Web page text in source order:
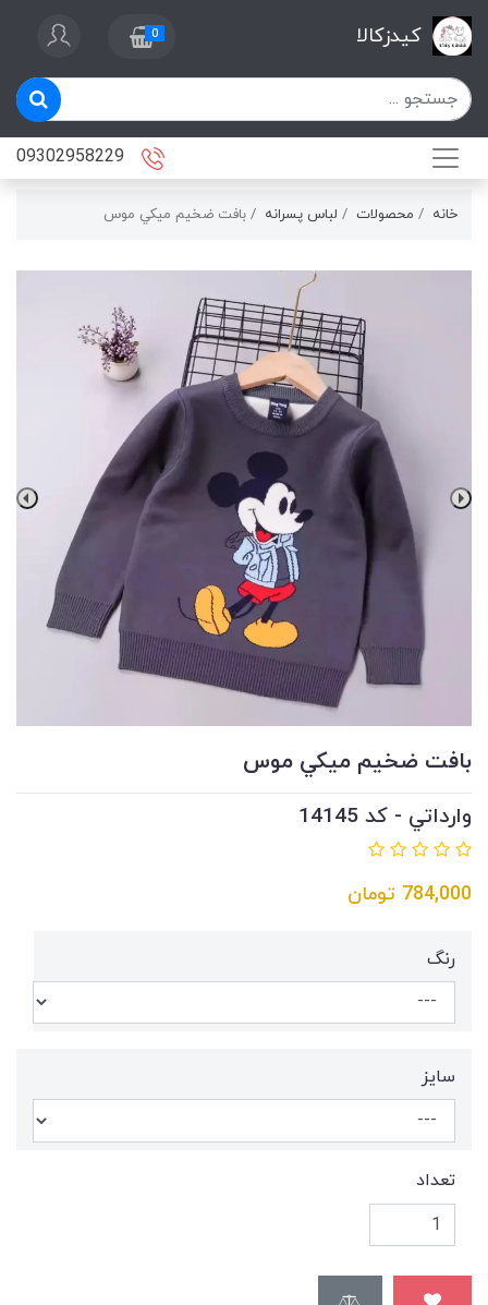
کیدزکالا 0
خانه محصولات لباس پسرانه بافت ضخيم ميكي موس
بافت ضخيم ميكي موس
وارداتي - کد 14145
784,000 تومان
رنگ
سايز
تعداد